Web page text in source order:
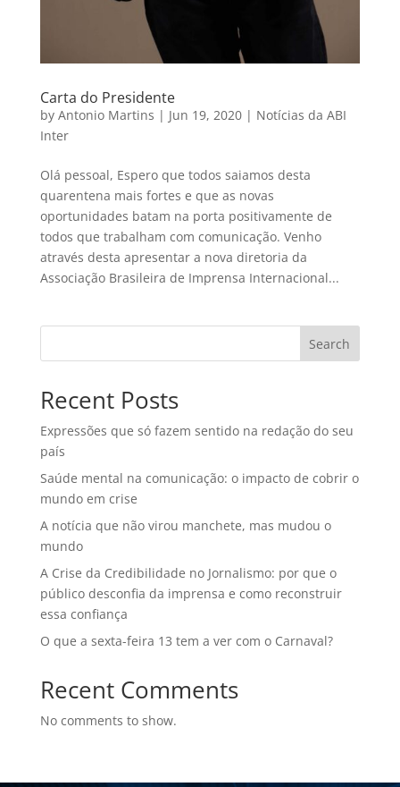
Carta do Presidente
by Antonio Martins | Jun 19, 2020| Notícias da ABI
Inter
Olá pessoal, Espero que todos saiamos desta
quarentena mais fortes e que as novas
oportunidades batam na porta positivamente de
todos que trabalham com comunicação. Venho
através desta apresentar a nova diretoria da
Associação Brasileira de Imprensa Internacional...
Search
Recent Posts
Expressões que só fazem sentido na redação do seu
país
Saúde mental na comunicação: o impacto de cobrir o
mundo em crise
A notícia que não virou manchete, mas mudou o
mundo
A Crise da Credibilidade no Jornalismo: por que o
público desconfia da imprensa e como reconstruir
essa confiança
O que a sexta-feira 13 tem a ver com o Carnaval?
Recent Comments
No comments to show.